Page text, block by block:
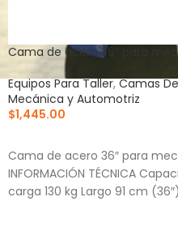
Cama de acero 36″ para
Equipos Para Taller,Camas
Mecánica y Automotriz
$1,445.00
Cama de acero 36″ para
INFORMACIÓN TÉCNICA
carga 130 kg Largo 91 cm